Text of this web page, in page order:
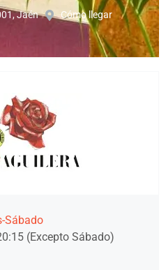
Jaén Cómo llegar
Sábado
(Excepto Sábado)